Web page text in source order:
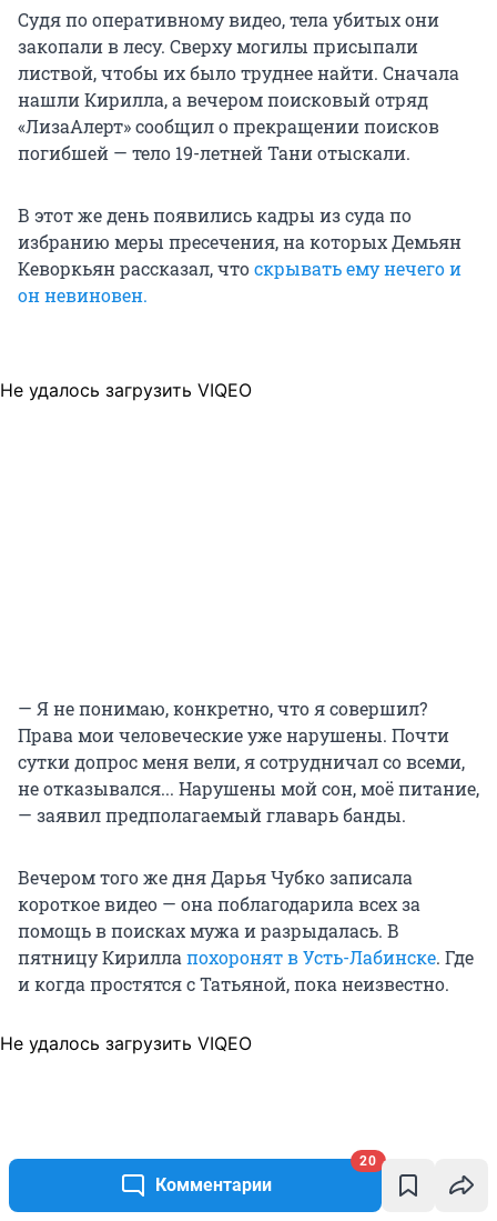
Комментарии
20
Судя по оперативному видео, тела убитых они
закопали в лесу. Сверху могилы присыпали
листвой, чтобы их было труднее найти. Сначала
нашли Кирилла, а вечером поисковый отряд
«ЛизаАлерт» сообщил о прекращении поисков
погибшей — тело 19-летней Тани отыскали.
В этот же день появились кадры из суда по
избранию меры пресечения, на которых Демьян
Кеворкьян рассказал, чтоскрывать ему нечего и
он невиновен.
Не удалось загрузить VIQEO
— Я не понимаю, конкретно, что я совершил?
Права мои человеческие уже нарушены. Почти
сутки допрос меня вели, я сотрудничал со всеми,
не отказывался... Нарушены мой сон, моё питание,
— заявил предполагаемый главарь банды.
Вечером того же дня Дарья Чубко записала
короткое видео — она поблагодарила всех за
помощь в поисках мужа и разрыдалась. В
пятницу Кирилла похоронят в Усть-Лабинске. Где
и когда простятся с Татьяной, пока неизвестно.
Не удалось загрузить VIQEO